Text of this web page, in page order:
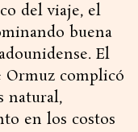
del viaje, el
buena
El
Ormuz complicó
natural,
en los costos